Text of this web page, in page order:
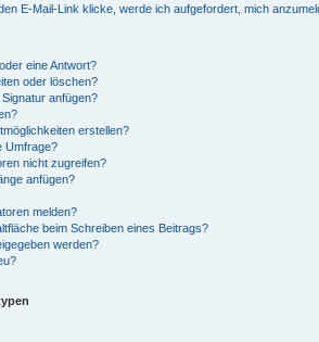
E-Mail-Link klicke, werde ich aufgefordert, mich
eine Antwort?
oder löschen?
anfügen?
erstellen?
Umfrage?
nicht zugreifen?
anfügen?
melden?
beim Schreiben eines Beitrags?
werden?